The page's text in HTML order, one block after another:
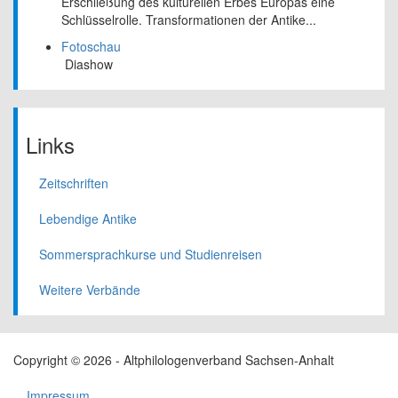
Schlüsselrolle. Transformationen der Antike...
Fotoschau
Diashow
Links
Zeitschriften
Lebendige Antike
Sommersprachkurse und Studienreisen
Weitere Verbände
Copyright © 2026 - Altphilologenverband Sachsen-Anhalt